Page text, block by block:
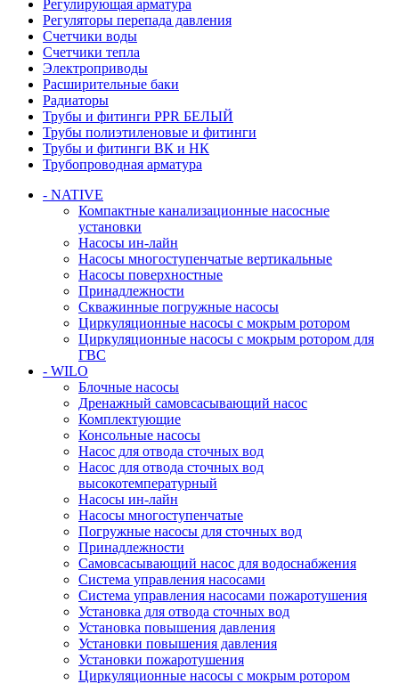
Регулирующая арматура
Регуляторы перепада давления
Счетчики воды
Счетчики тепла
Электроприводы
Расширительные баки
Радиаторы
Трубы и фитинги PPR БЕЛЫЙ
Трубы полиэтиленовые и фитинги
Трубы и фитинги ВК и НК
Трубопроводная арматура
- NATIVE
Компактные канализационные насосные
установки
Насосы ин-лайн
Насосы многоступенчатые вертикальные
Насосы поверхностные
Принадлежности
Скважинные погружные насосы
Циркуляционные насосы с мокрым ротором
Циркуляционные насосы с мокрым ротором для
ГВС
- WILO
Блочные насосы
Дренажный самовсасывающий насос
Комплектующие
Консольные насосы
Насос для отвода сточных вод
Насос для отвода сточных вод
высокотемпературный
Насосы ин-лайн
Насосы многоступенчатые
Погружные насосы для сточных вод
Принадлежности
Самовсасывающий насос для водоснабжения
Система управления насосами
Система управления насосами пожаротушения
Установка для отвода сточных вод
Установка повышения давления
Установки повышения давления
Установки пожаротушения
Циркуляционные насосы с мокрым ротором